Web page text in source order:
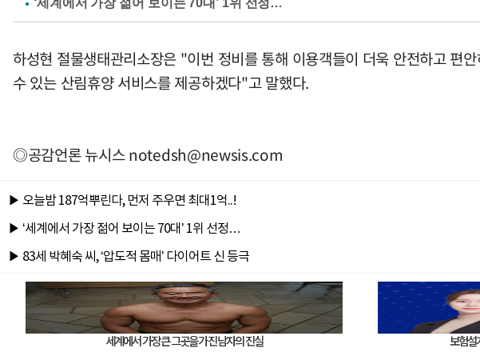
하성현 절물생태관리소장은 "이번 정비를 통해 이용객들이 더욱 안전하고 편
수 있는 산림휴양 서비스를 제공하겠다"고 말했다.
◎공감언론 뉴시스notedsh@newsis.com